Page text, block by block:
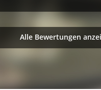
Alle Bewertungen